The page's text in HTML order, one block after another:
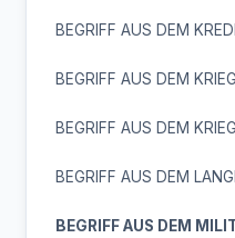
BEGRIFF AUS DEM
BEGRIFF AUS DEM
BEGRIFF AUS DEM
BEGRIFF AUS DEM
BEGRIFF AUS DEM